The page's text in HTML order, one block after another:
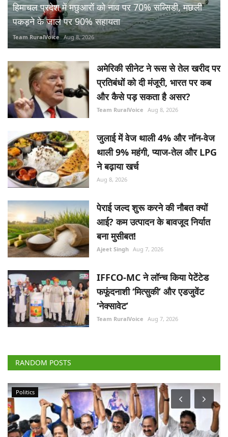
हिमाचल प्रदेश में मछुआरों को नाव पर 70% सब्सिडी, मछली
पकड़ने के जाल पर 90% सहायता
Team RuralVoice Aug 8, 2026
अमेरिकी सीनेट ने रूस से तेल खरीद पर
प्रतिबंधों को दी मंजूरी, भारत पर कब
और कैसे पड़ सकता है असर?
Team RuralVoice Aug 8, 2026
जुलाई में वेज थाली 4% और नॉन-वेज
थाली 9% महंगी, प्याज-तेल और LPG
ने बढ़ाया खर्च
Aug 8, 2026
पेराई जल्द शुरू करने की नौबत क्यों
आई? कम उत्पादन के बावजूद निर्यात
बना मुसीबत!
Ajeet Singh Aug 7, 2026
IFFCO-MC ने लॉन्च किया पेटेंटेड
फफूंदनाशी ‘मित्सुकी’ और एडजुवेंट
‘नेक्सावेट’
Team RuralVoice Aug 7, 2026
RANDOM POSTS
Politics